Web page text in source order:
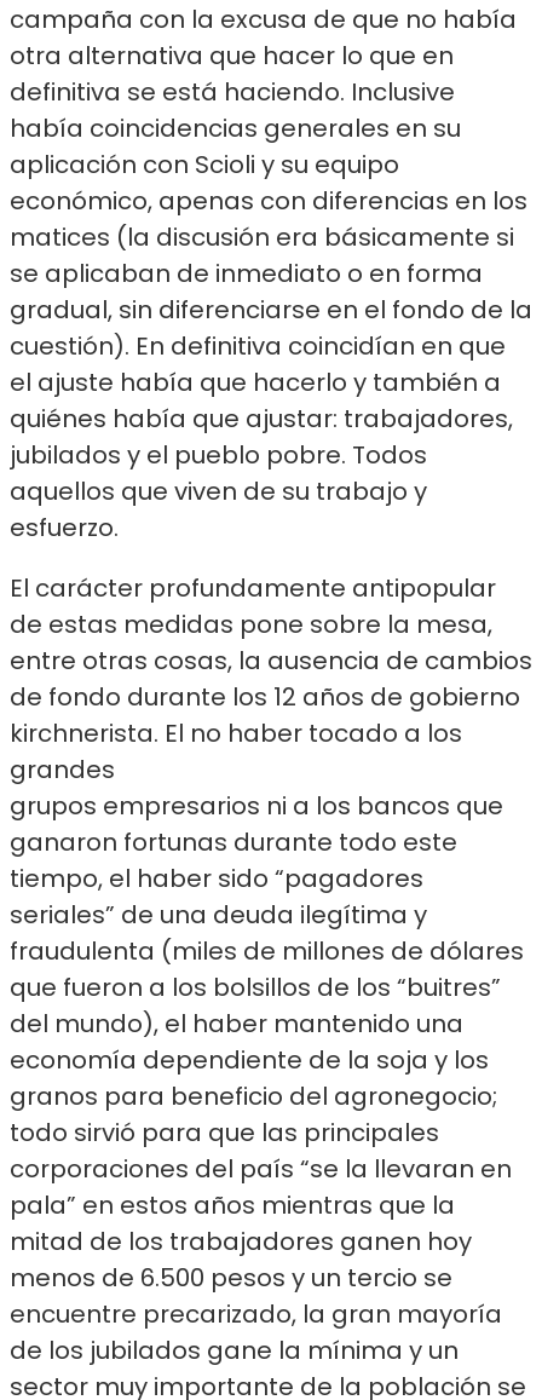
campaña con la excusa de que no había
otra alternativa que hacer lo que en
definitiva se está haciendo. Inclusive
había coincidencias generales en su
aplicación con Scioli y su equipo
económico, apenas con diferencias en los
matices (la discusión era básicamente si
se aplicaban de inmediato o en forma
gradual, sin diferenciarse en el fondo de la
cuestión). En definitiva coincidían en que
el ajuste había que hacerlo y también a
quiénes había que ajustar: trabajadores,
jubilados y el pueblo pobre. Todos
aquellos que viven de su trabajo y
esfuerzo.
El carácter profundamente antipopular
de estas medidas pone sobre la mesa,
entre otras cosas, la ausencia de cambios
de fondo durante los 12 años de gobierno
kirchnerista. El no haber tocado a los
grandes
grupos empresarios ni a los bancos que
ganaron fortunas durante todo este
tiempo, el haber sido “pagadores
seriales” de una deuda ilegítima y
fraudulenta (miles de millones de dólares
que fueron a los bolsillos de los “buitres”
del mundo), el haber mantenido una
economía dependiente de la soja y los
granos para beneficio del agronegocio;
todo sirvió para que las principales
corporaciones del país “se la llevaran en
pala” en estos años mientras que la
mitad de los trabajadores ganen hoy
menos de 6.500 pesos y un tercio se
encuentre precarizado, la gran mayoría
de los jubilados gane la mínima y un
sector muy importante de la población se